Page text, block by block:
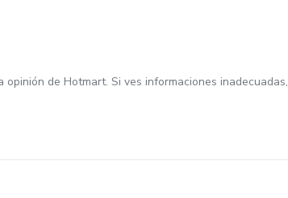
de Hotmart. Si ves informaciones inadecuadas,